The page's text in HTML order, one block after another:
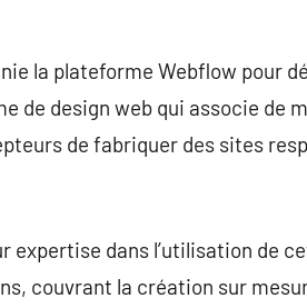
la plateforme Webflow pour
de design web qui associe de
de fabriquer des sites
expertise dans l’utilisation de
couvrant la création sur